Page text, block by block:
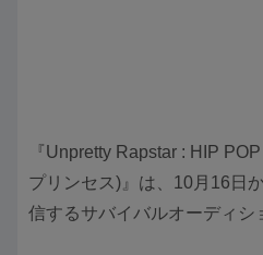
『Unpretty Rapstar : HIP
プリンセス)』は、10月16日
信するサバイバルオーディシ